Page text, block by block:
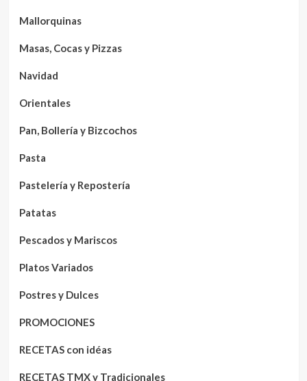
Mallorquinas
Masas, Cocas y Pizzas
Navidad
Orientales
Pan, Bollería y Bizcochos
Pasta
Pastelería y Repostería
Patatas
Pescados y Mariscos
Platos Variados
Postres y Dulces
PROMOCIONES
RECETAS con idéas
RECETAS TMX y Tradicionales